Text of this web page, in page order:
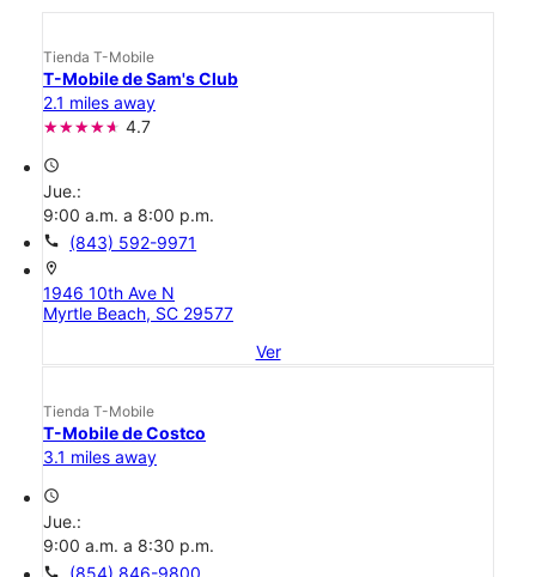
Tienda T-Mobile
T-Mobile de Sam's Club
2.1 miles away
4.7
access_time
Jue.:
9:00 a.m. a 8:00 p.m.
call (843) 592-9971
location_on
1946 10th Ave N
Myrtle Beach, SC 29577
Ver
Tienda T-Mobile
T-Mobile de Costco
3.1 miles away
access_time
Jue.:
9:00 a.m. a 8:30 p.m.
call